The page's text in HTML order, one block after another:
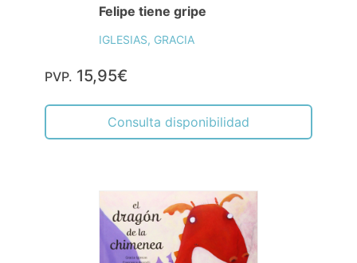
Felipe tiene gripe
IGLESIAS, GRACIA
PVP. 15,95€
Consulta disponibilidad